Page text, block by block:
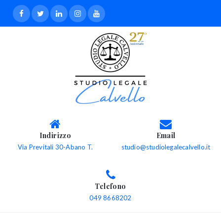
Indirizzo
Via Previtali 30-Abano T.
Email
studio@studiolegalecalvello.it
Telefono
049 8668202